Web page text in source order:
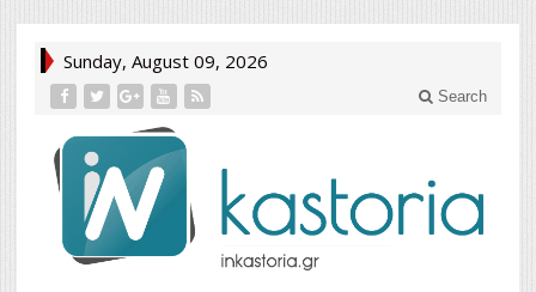
Sunday, August 09, 2026
Search